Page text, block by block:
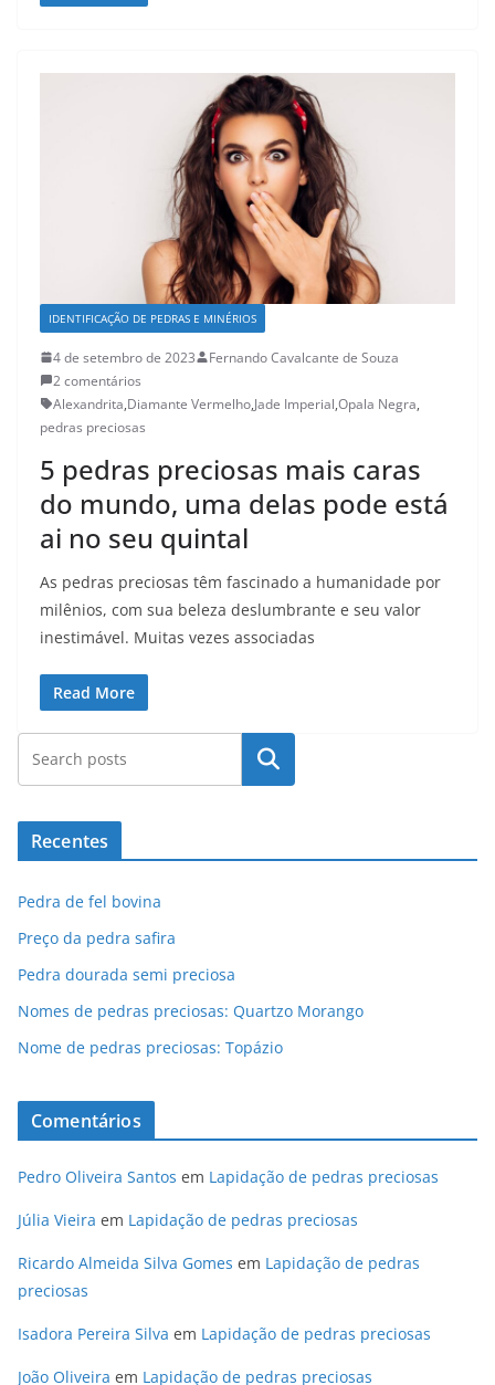
IDENTIFICAÇÃO DE PEDRAS E MINÉRIOS
4 de setembro de 2023
Fernando Cavalcante de Souza
2 comentários
Alexandrita,Diamante Vermelho,Jade Imperial,Opala Negra,
pedras preciosas
5 pedras preciosas mais caras
do mundo, uma delas pode está
ai no seu quintal
As pedras preciosas têm fascinado a humanidade por
milênios, com sua beleza deslumbrante e seu valor
inestimável. Muitas vezes associadas
Read More
Pesquisar
Recentes
Pedra de fel bovina
Preço da pedra safira
Pedra dourada semi preciosa
Nomes de pedras preciosas: Quartzo Morango
Nome de pedras preciosas: Topázio
Comentários
Pedro Oliveira Santos em Lapidação de pedras preciosas
Júlia Vieira em Lapidação de pedras preciosas
Ricardo Almeida Silva Gomes em Lapidação de pedras
preciosas
Isadora Pereira Silva em Lapidação de pedras preciosas
João Oliveira em Lapidação de pedras preciosas